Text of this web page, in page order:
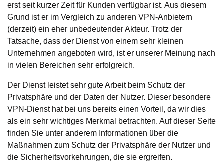
erst seit kurzer Zeit für Kunden verfügbar ist. Aus diesem
Grund ist er im Vergleich zu anderen VPN-Anbietern
(derzeit) ein eher unbedeutender Akteur. Trotz der
Tatsache, dass der Dienst von einem sehr kleinen
Unternehmen angeboten wird, ist er unserer Meinung nach
in vielen Bereichen sehr erfolgreich.
Der Dienst leistet sehr gute Arbeit beim Schutz der
Privatsphäre und der Daten der Nutzer. Dieser besondere
VPN-Dienst hat bei uns bereits einen Vorteil, da wir dies
als ein sehr wichtiges Merkmal betrachten. Auf dieser Seite
finden Sie unter anderem Informationen über die
Maßnahmen zum Schutz der Privatsphäre der Nutzer und
die Sicherheitsvorkehrungen, die sie ergreifen.